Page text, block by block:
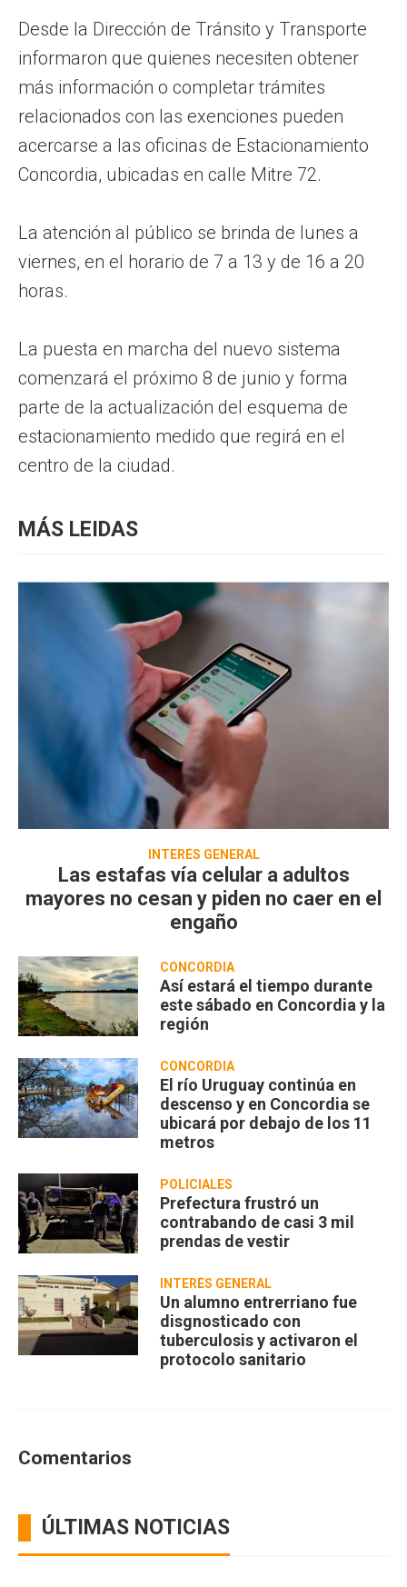
Desde la Dirección de Tránsito y Transporte
informaron que quienes necesiten obtener
más información o completar trámites
relacionados con las exenciones pueden
acercarse a las oficinas de Estacionamiento
Concordia, ubicadas en calle Mitre 72.
La atención al público se brinda de lunes a
viernes, en el horario de 7 a 13 y de 16 a 20
horas.
La puesta en marcha del nuevo sistema
comenzará el próximo 8 de junio y forma
parte de la actualización del esquema de
estacionamiento medido que regirá en el
centro de la ciudad.
MÁS LEIDAS
INTERÉS GENERAL
Las estafas vía celular a adultos
mayores no cesan y piden no caer en el
engaño
CONCORDIA
Así estará el tiempo durante
este sábado en Concordia y la
región
CONCORDIA
El río Uruguay continúa en
descenso y en Concordia se
ubicará por debajo de los 11
metros
POLICIALES
Prefectura frustró un
contrabando de casi 3 mil
prendas de vestir
INTERÉS GENERAL
Un alumno entrerriano fue
disgnosticado con
tuberculosis y activaron el
protocolo sanitario
Comentarios
ÚLTIMAS NOTICIAS